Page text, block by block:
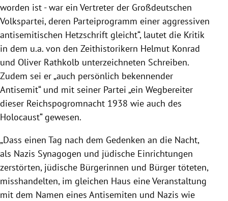
worden ist - war ein Vertreter der Großdeutschen
Volkspartei, deren Parteiprogramm einer aggressiven
antisemitischen Hetzschrift gleicht“, lautet die Kritik
in dem u.a. von den Zeithistorikern Helmut Konrad
und Oliver Rathkolb unterzeichneten Schreiben.
Zudem sei er „auch persönlich bekennender
Antisemit“ und mit seiner Partei „ein Wegbereiter
dieser Reichspogromnacht 1938 wie auch des
Holocaust“ gewesen.
„Dass einen Tag nach dem Gedenken an die Nacht,
als Nazis Synagogen und jüdische Einrichtungen
zerstörten, jüdische Bürgerinnen und Bürger töteten,
misshandelten, im gleichen Haus eine Veranstaltung
mit dem Namen eines Antisemiten und Nazis wie